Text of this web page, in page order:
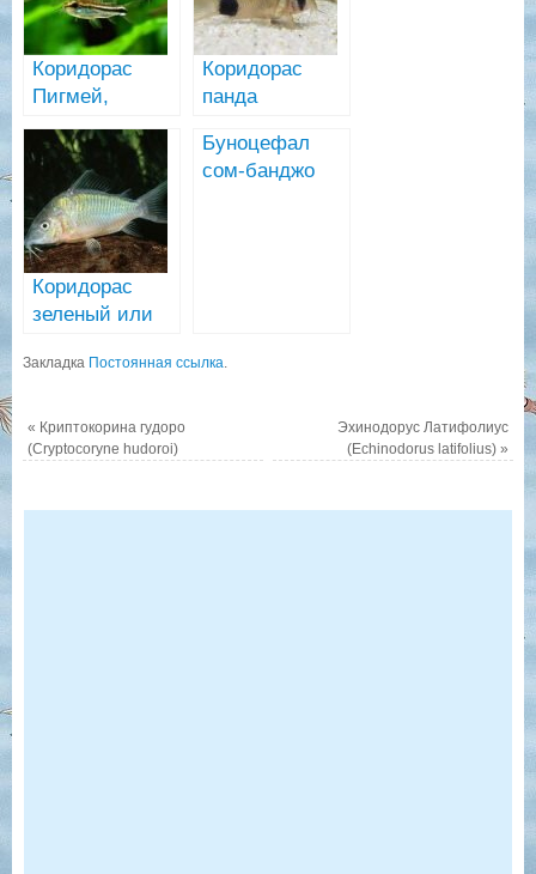
Коридорас
Пигмей,
Хастатус,
Хабросус —
карликовые
коридорасы
Коридорас
панда
panda)
Коридорас
зеленый или
изумрудный
splendens)
Буноцефал
сом-банджо
Закладка Постоянная ссылка.
« Криптокорина гудоро
(Cryptocoryne hudoroi)
Эхинодорус Латифолиус
(Echinodorus latifolius)»